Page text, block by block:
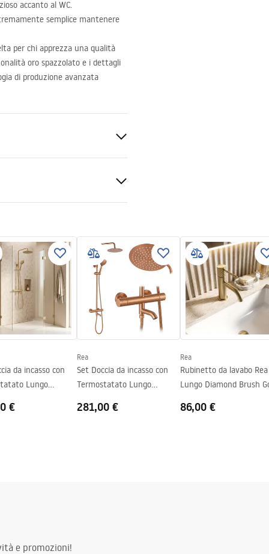
accanto al WC.
semplice mantenere
per chi apprezza una qualità
oro spazzolato e i dettagli
di produzione avanzata
BEZPIECZENSTWA
da incasso con
Lungo
€
Rea
Set Doccia da incasso con
Termostatato Lungo
281,00 €
Rea
Rubinetto da lavabo Rea
Lungo Diamond Brush
86,00 €
e promozioni!